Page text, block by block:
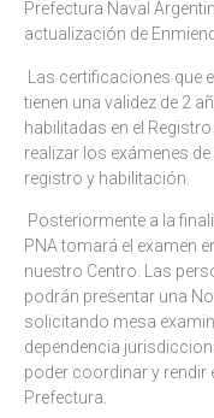
Prefectura Naval
actualización de
Las certificaciones que
tienen una validez de 2
habilitadas en el
realizar los exámenes
registro y habilitación.
Posteriormente a la
PNA tomará el examen
nuestro Centro. Las
podrán presentar una
solicitando mesa
dependencia
poder coordinar y rendir
Prefectura.